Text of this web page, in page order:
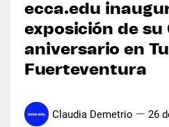
ecca.edu
exposición de su
aniversario en
Fuerteventura
Claudia Demetrio 26